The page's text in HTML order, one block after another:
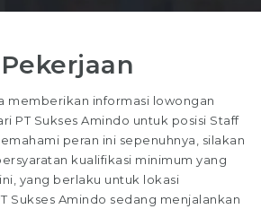
memberikan informasi lowongan
PT Sukses Amindo untuk posisi Staff
peran ini sepenuhnya, silakan
kualifikasi minimum yang
yang berlaku untuk lokasi
Sukses Amindo sedang menjalankan